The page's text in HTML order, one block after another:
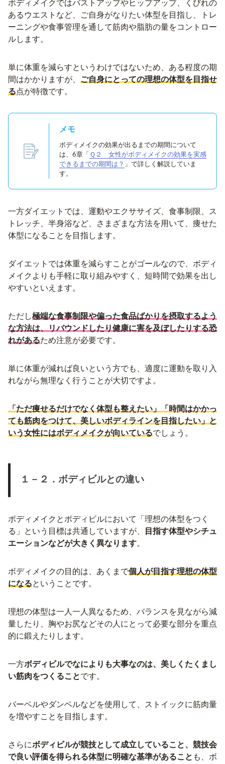
ボディメイクではバストアップやヒップアップ、くびれの
あるウエストなど、ご自身がなりたい体型を目指し、トレ
ーニングや食事管理を通して筋肉や脂肪の量をコントロー
ルします。
単に体重を減らすというわけではないため、ある程度の期
間はかかりますが、 ご自身にとっての理想の体型を目指せ
る点が特徴です。
メモ
ボディメイクの効果が出るまでの期間について
は、6章「 Ｑ２ 女性がボディメイクの効果を実感
できるまでの期間は？ 」で詳しく解説していま
す。
一方ダイエットでは、運動やエクササイズ、食事制限、ス
トレッチ、半身浴など、さまざまな方法を用いて、痩せた
体型になることを目指します。
ダイエットでは体重を減らすことがゴールなので、ボディ
メイクよりも手軽に取り組みやすく、短時間で効果を出し
やすいといえます。
ただし極端な食事制限や偏った食品ばかりを摂取するよう
な方法は、リバウンドしたり健康に害を及ぼしたりする恐
れがあるため注意が必要です。
単に体重が減れば良いという方でも、適度に運動を取り入
れながら無理なく行うことが大切ですよ。
「ただ痩せるだけでなく体型も整えたい」「時間はかかっ
ても筋肉をつけて、美しいボディラインを目指したい」と
いう女性にはボディメイクが向いているでしょう。
１－２．ボディビルとの違い
ボディメイクとボディビルにおいて「理想の体型をつく
る」という目標は共通していますが、
目指す体型やシチュ
エーションなどが大きく異なります。
ボディメイクの目的は、あくまで個人が目指す理想の体型
になるということです。
理想の体型は一人一人異なるため、バランスを見ながら減
量したり、胸やお尻などその人にとって必要な部分を重点
的に鍛えたりします。
一方ボディビルでなによりも大事なのは、美しくたくまし
い筋肉をつくることです。
バーベルやダンベルなどを使用して、ストイックに筋肉量
を増やすことを目指します。
さらにボディビルが競技として成立していること、競技会
で良い評価を得られる体型に明確な基準があること も、ボ